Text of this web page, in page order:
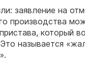
заявление на
производства
который
называется